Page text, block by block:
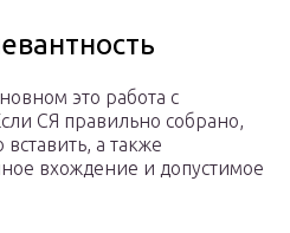
это работа с
СЯ правильно собрано,
а также
вхождение и допустимое